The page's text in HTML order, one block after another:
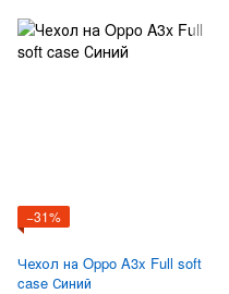
−31%
Чехол на Oppo A3x Full soft
case Синий